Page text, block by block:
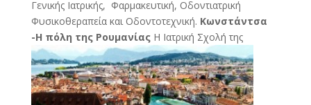
Γενικής Ιατρικής, Φαρμακευτική, Οδοντιατρική
Φυσικοθεραπεία και Οδοντοτεχνική. Κωνστάντσα
-Η πόλη της Ρουμανίας Η Ιατρική Σχολή της